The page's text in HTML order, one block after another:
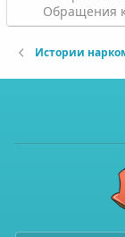
Обращения
Истории